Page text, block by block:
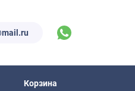
Корзина